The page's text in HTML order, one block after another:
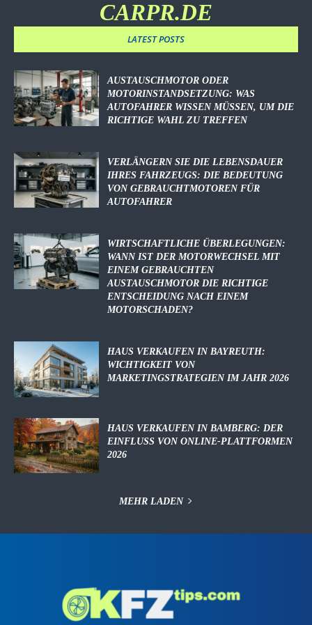
CARPR.DE
LATEST POSTS
AUSTAUSCHMOTOR ODER
MOTORINSTANDSETZUNG: WAS
AUTOFAHRER WISSEN MÜSSEN, UM DIE
RICHTIGE WAHL ZU TREFFEN
VERLÄNGERN SIE DIE LEBENSDAUER
IHRES FAHRZEUGS: DIE BEDEUTUNG
VON GEBRAUCHTMOTOREN FÜR
AUTOFAHRER
WIRTSCHAFTLICHE ÜBERLEGUNGEN:
WANN IST DER MOTORWECHSEL MIT
EINEM GEBRAUCHTEN
AUSTAUSCHMOTOR DIE RICHTIGE
ENTSCHEIDUNG NACH EINEM
MOTORSCHADEN?
HAUS VERKAUFEN IN BAYREUTH:
WICHTIGKEIT VON
MARKETINGSTRATEGIEN IM JAHR 2026
HAUS VERKAUFEN IN BAMBERG: DER
EINFLUSS VON ONLINE-PLATTFORMEN
2026
MEHR LADEN